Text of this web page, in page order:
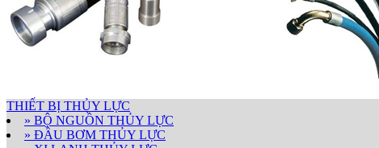
THIẾT BỊ THỦY LỰC
» BỘ NGUỒN THỦY LỰC
» ĐẦU BƠM THỦY LỰC